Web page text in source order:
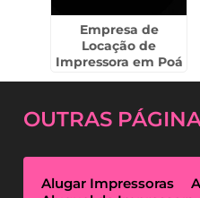
Empresa de
Locação de
Impressora em Poá
OUTRAS
Alugar Impressoras